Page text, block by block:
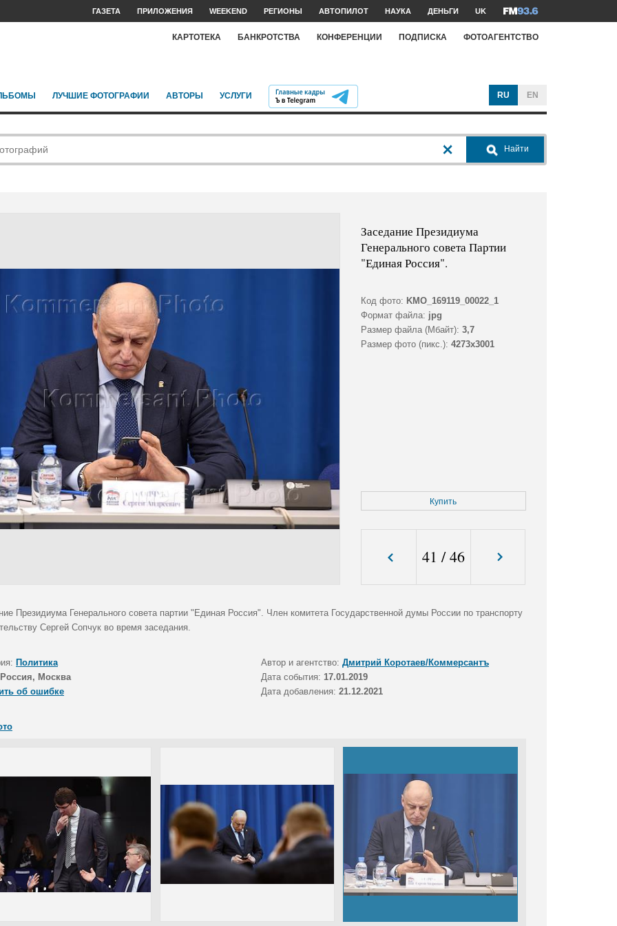
ГАЗЕТА ПРИЛОЖЕНИЯ WEEKEND РЕГИОНЫ АВТОПИЛОТ НАУКА ДЕНЬГИ UK
КАРТОТЕКА БАНКРОТСТВА КОНФЕРЕНЦИИ ПОДПИСКА ФОТОАГЕНТСТВО
ЛУЧШИЕ ФОТОГРАФИИ АВТОРЫ УСЛУГИ RU EN
Найти
Заседание Президиума
Генерального совета Партии
"Единая Россия".
Код фото: KMO_169119_00022_1
Формат файла: jpg
Размер файла (Мбайт): 3,7
Размер фото (пикс.): 4273x3001
Купить
41 /46
Президиума Генерального совета партии "Единая Россия". Член комитета Государственной думы России по транспорту
Сергей Сопчук во время заседания.
Политика Автор и агентство: Дмитрий Коротаев/Коммерсантъ
Россия, Москва Дата события: 17.01.2019
об ошибке
Дата добавления: 21.12.2021